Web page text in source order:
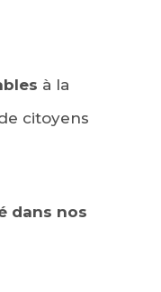
à la
citoyens
dans nos